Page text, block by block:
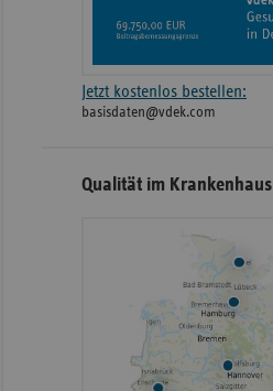
Jetzt kostenlos bestellen:
basisdaten@vdek.com
Qualität im Krankenhaus